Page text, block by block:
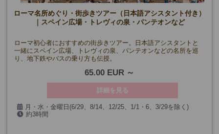
ローマ名所めぐり・街歩きツアー（日本語アシスタント付き）
｜スペイン広場・トレヴィの泉・パンテオンなど
ローマ初心者におすすめの街歩きツアー。日本語アシスタントと
一緒にスペイン広場、トレヴィの泉、パンテオンなどの名所を巡
り、地下鉄やバスの乗り方も伝授。
65.00 EUR
詳細を見る
月・水・金曜日(6/29、8/14、12/25、1/1・6、3/29を除く)
約3時間